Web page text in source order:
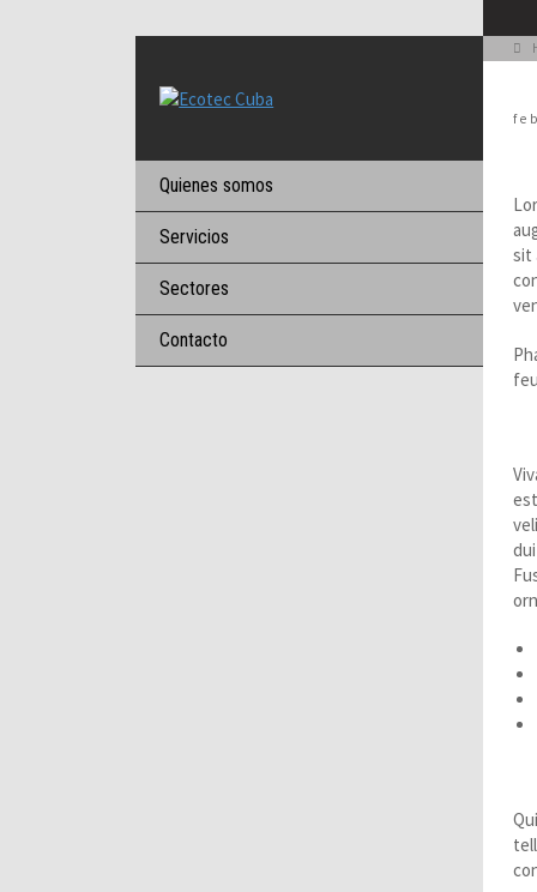
Quienes somos
Servicios
Sectores
Contacto
sit